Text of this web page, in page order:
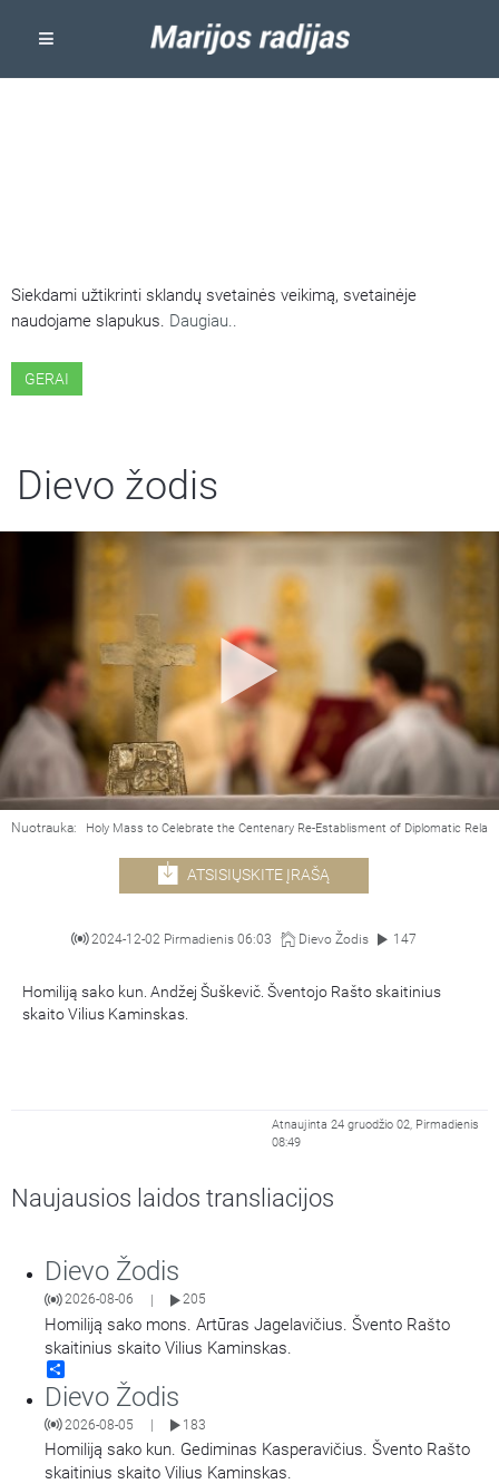
Siekdami užtikrinti sklandų svetainės veikimą, svetainėje
naudojame slapukus. Daugiau..
GERAI
Dievo žodis
Nuotrauka: Holy Mass to Celebrate the Centenary Re-Establisment of Diplomatic
ATSISIŲSKITE ĮRAŠĄ
2024-12-02 Pirmadienis 06:03 Dievo Žodis 147
Homiliją sako kun. Andžej Šuškevič. Šventojo Rašto skaitinius
skaito Vilius Kaminskas.
Atnaujinta 24 gruodžio 02, Pirmadienis
08:49
Naujausios laidos transliacijos
Dievo Žodis
2026-08-06 205
Homiliją sako mons. Artūras Jagelavičius. Švento Rašto
skaitinius skaito Vilius Kaminskas.
Dievo Žodis
2026-08-05 183
Homiliją sako kun. Gediminas Kasperavičius. Švento Rašto
skaitinius skaito Vilius Kaminskas.